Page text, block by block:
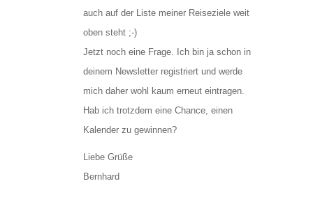
auch auf der Liste meiner Reiseziele weit
oben steht ;-)
Jetzt noch eine Frage. Ich bin ja schon in
deinem Newsletter registriert und werde
mich daher wohl kaum erneut eintragen.
Hab ich trotzdem eine Chance, einen
Kalender zu gewinnen?
Liebe Grüße
Bernhard